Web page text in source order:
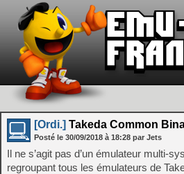
[Ordi.] Takeda Common
Posté le 30/09/2018 à 18:28 par Jets
Il ne s’agit pas d’un émulateur multi-
regroupant tous les émulateurs de